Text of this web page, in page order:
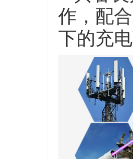
作，配
下的充